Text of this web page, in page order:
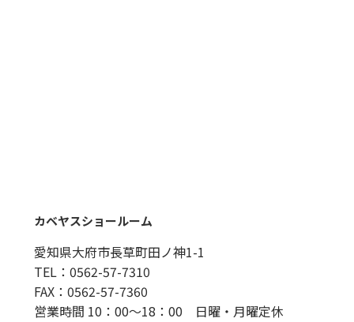
カベヤスショールーム
愛知県大府市長草町田ノ神1-1
TEL：0562-57-7310
FAX：0562-57-7360
営業時間 10：00～18：00 日曜・月曜定休